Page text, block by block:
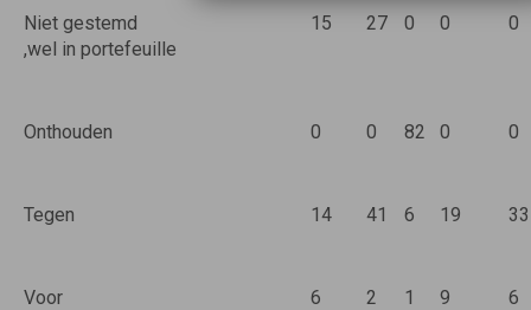
Niet gestemd
,wel in portefeuille
15 27 0 0 0
Onthouden 0 0 82 0 0
Tegen 14 41 6 19 33
Voor 6 2 1 9 6